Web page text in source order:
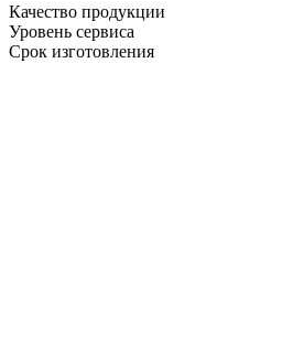
Качество продукции
Уровень сервиса
Срок изготовления